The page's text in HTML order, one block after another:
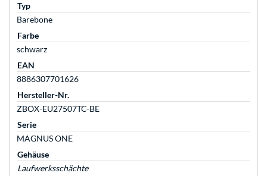
Typ
Barebone
Farbe
schwarz
EAN
8886307701626
Hersteller-Nr.
ZBOX-EU27507TC-BE
Serie
MAGNUS ONE
Gehäuse
Laufwerksschächte